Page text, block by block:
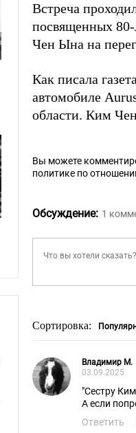
Встреча
посвященных
Чен Ына на
Как писала
автомобиле
области. Ким
Вы можете
политике по
Обсуждение: 1
Сортировка:
Владимир М.
03.09.2025
"Сестру
А если
Ответить